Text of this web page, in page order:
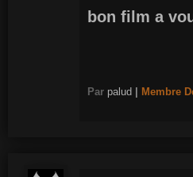
bon film a
Par palud Membre